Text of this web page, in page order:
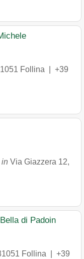
Follina
+39
in Via Giazzera 12,
di Padoin
Follina
+39